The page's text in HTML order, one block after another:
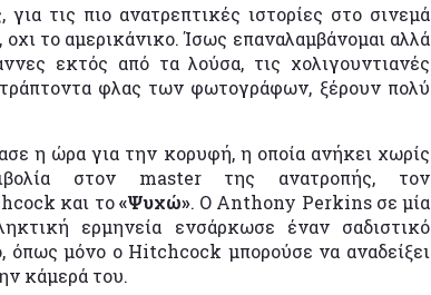
τις πιο ανατρεπτικές ιστορίες στο σινεμά
το αμερικάνικο. Ίσως επαναλαμβάνομαι αλλά
εκτός από τα λούσα, τις χολιγουντιανές
φλας των φωτογράφων, ξέρουν πολύ
η ώρα για την κορυφή, η οποία ανήκει χωρίς
στον master της ανατροπής, τον
και το«Ψυχώ». Ο Anthony Perkins σε μία
ερμηνεία ενσάρκωσε έναν σαδιστικό
όπως μόνο ο Hitchcock μπορούσε να αναδείξει
κάμερά του.